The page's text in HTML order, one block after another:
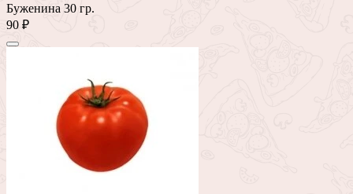
Буженина 30 гр.
90 ₽